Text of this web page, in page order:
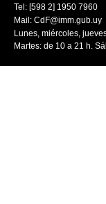
Tel: [598 2] 1950 7960
Mail: CdF@imm.gub.uy
Lunes, miércoles,
Martes: de 10 a 21 h.